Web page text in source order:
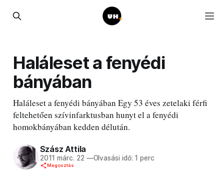
Haláleset a fenyédi
bányában
Haláleset a fenyédi bányában Egy 53 éves zetelaki férfi
feltehetően szívinfarktusban hunyt el a fenyédi
homokbányában kedden délután.
Szász Attila
2011 márc. 22 —Olvasási idő: 1 perc
Megosztás